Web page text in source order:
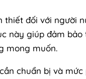
thiết đối với người
này giúp đảm bảo
mong muốn.
chuẩn bị và mức